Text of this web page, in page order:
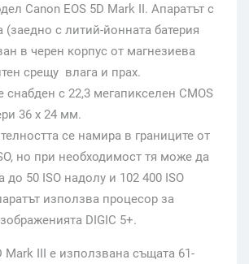
Canon EOS 5D Mark II. Апаратът с
(заедно с литий-йонната батерия
в черен корпус от магнезиева
срещу влага и прах.
снабден с 22,3 мегапикселен CMOS
36 x 24 мм.
се намира в границите от
но при необходимост тя може да
до 50 ISO надолу и 102 400 ISO
използва процесор за
DIGIC 5+.
Mark III е използвана същата 61-